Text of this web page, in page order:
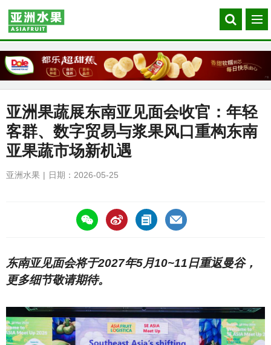
Search
our
菜
单
亚洲果蔬展东南亚见面会收官：年轻
客群、数字贸易与浆果风口重构东南
亚果蔬市场新机遇
亚洲水果 日期：2026-05-25
https://asiafruitchina.net/32045.html
东南亚见面会将于2027年5月10~11日重返曼谷，
更多细节敬请期待。